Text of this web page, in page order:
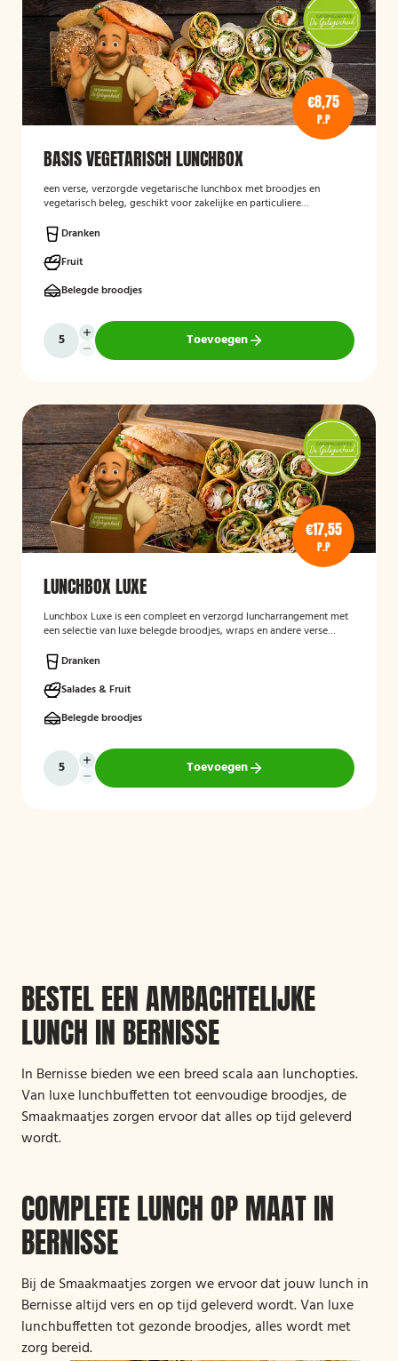
€8,75
P.P
BASIS VEGETARISCH LUNCHBOX
een verse, verzorgde vegetarische lunchbox met broodjes en
vegetarisch beleg, geschikt voor zakelijke en particuliere
Dranken
Fruit
Belegde broodjes
Toevoegen
€17,55
P.P
LUNCHBOX LUXE
Lunchbox Luxe is een compleet en verzorgd luncharrangement met
een selectie van luxe belegde broodjes, wraps en andere verse
bijeenkomsten, vergaderingen en groepslunches en staat bekend
om de verse ingrediënten, verzorgde presentatie en de mogelijkheid
om rekening te houden met dieetwensen zoals vegetarisch,
veganistisch of halal.
Dranken
Salades & Fruit
Belegde broodjes
Toevoegen
BESTEL EEN AMBACHTELIJKE
LUNCH IN BERNISSE
In Bernisse bieden we een breed scala aan lunchopties.
Van luxe lunchbuffetten tot eenvoudige broodjes, de
Smaakmaatjes zorgen ervoor dat alles op tijd geleverd
wordt.
COMPLETE LUNCH OP MAAT IN
BERNISSE
Bij de Smaakmaatjes zorgen we ervoor dat jouw lunch in
Bernisse altijd vers en op tijd geleverd wordt. Van luxe
lunchbuffetten tot gezonde broodjes, alles wordt met
zorg bereid.